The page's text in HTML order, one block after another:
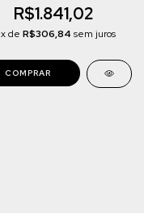
R$1.841,02
x de R$306,84 sem juros